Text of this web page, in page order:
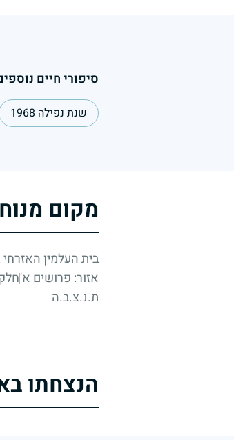
סיפורי חיים
שנת נפילה 1968
מקום
בית העלמין
אזור: פרושים א'
ת.נ.צ.ב.ה
הנצחתו